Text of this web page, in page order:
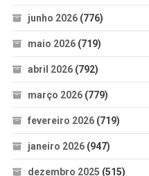
junho 2026(776)
maio 2026(719)
abril 2026(792)
março 2026(779)
fevereiro 2026(719)
janeiro 2026(947)
dezembro 2025 (515)